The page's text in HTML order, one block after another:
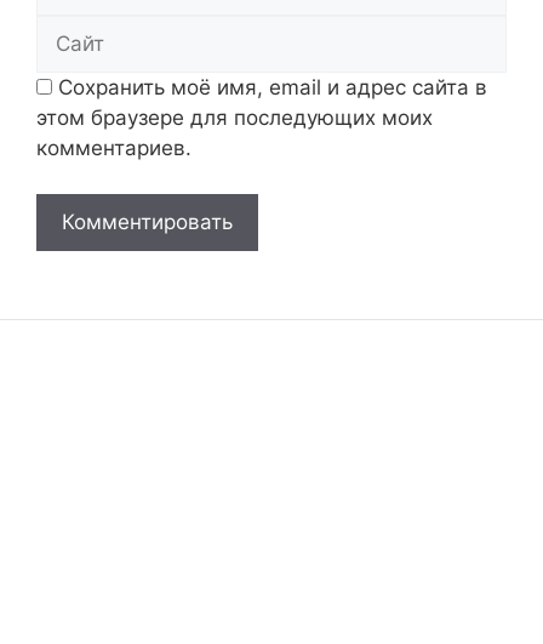
Сохранить моё имя, email и адрес сайта в
этом браузере для последующих моих
комментариев.